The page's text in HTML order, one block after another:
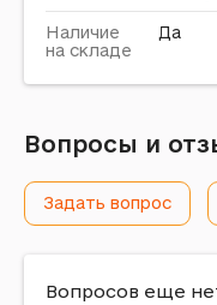
Наличие
на складе
Да
Вопросы и
Задать вопрос
Вопросов еще